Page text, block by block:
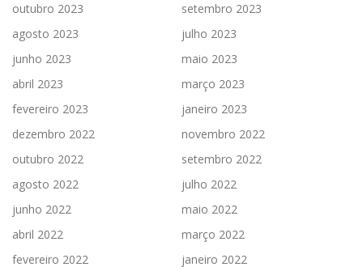
outubro 2023
setembro 2023
agosto 2023
julho 2023
junho 2023
maio 2023
abril 2023
março 2023
fevereiro 2023
janeiro 2023
dezembro 2022
novembro 2022
outubro 2022
setembro 2022
agosto 2022
julho 2022
junho 2022
maio 2022
abril 2022
março 2022
fevereiro 2022
janeiro 2022